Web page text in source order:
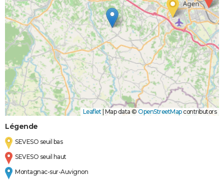
Leaflet | Map data © OpenStreetMapcontributors
Légende
SEVESO seuil bas
SEVESO seuil haut
Montagnac-sur-Auvignon